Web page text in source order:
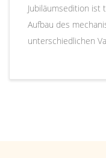
Jubiläumsedition ist
Aufbau des
unterschiedlichen